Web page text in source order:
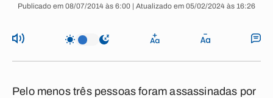
Publicado em 08/07/2014 às 6:00 | Atualizado em 05/02/2024 às 16:26
Pelo menos três pessoas foram assassinadas por